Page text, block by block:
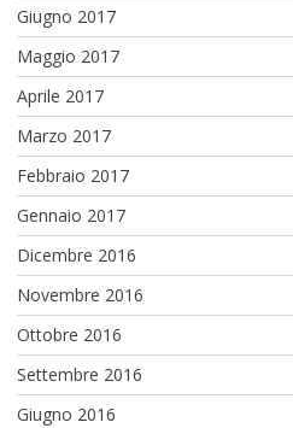
Giugno 2017
Maggio 2017
Aprile 2017
Marzo 2017
Febbraio 2017
Gennaio 2017
Dicembre 2016
Novembre 2016
Ottobre 2016
Settembre 2016
Giugno 2016